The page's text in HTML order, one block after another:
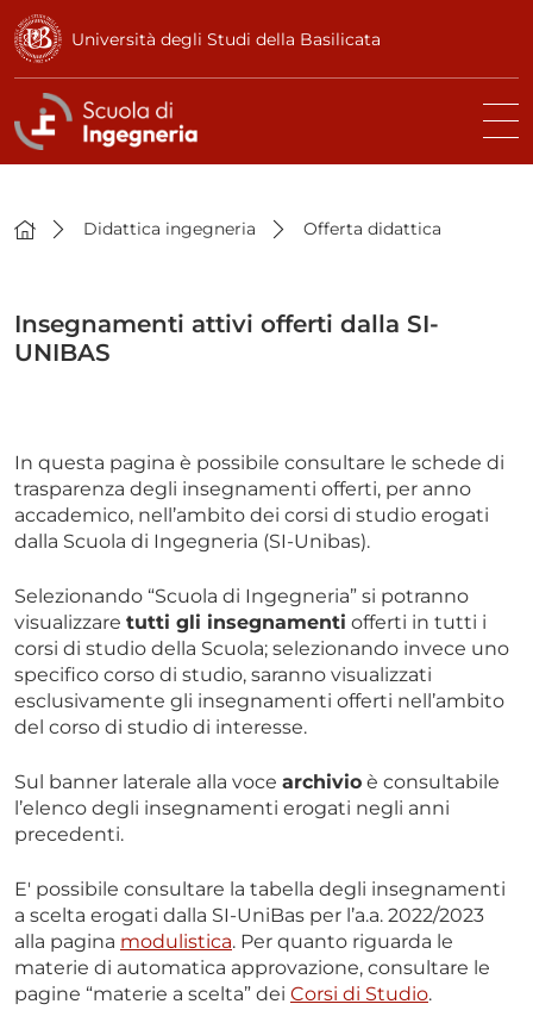
Università degli Studi della Basilicata
Didattica ingegneria Offerta didattica
Insegnamenti attivi offerti dalla SI-
UNIBAS
In questa pagina è possibile consultare le schede di
trasparenza degli insegnamenti offerti, per anno
accademico, nell’ambito dei corsi di studio erogati
dalla Scuola di Ingegneria (SI-Unibas).
Selezionando “Scuola di Ingegneria” si potranno
visualizzare tutti gli insegnamenti offerti in tutti i
corsi di studio della Scuola; selezionando invece uno
specifico corso di studio, saranno visualizzati
esclusivamente gli insegnamenti offerti nell’ambito
del corso di studio di interesse.
Sul banner laterale alla voce archivio è consultabile
l’elenco degli insegnamenti erogati negli anni
precedenti.
E' possibile consultare la tabella degli insegnamenti
a scelta erogati dalla SI-UniBas per l’a.a. 2022/2023
alla pagina modulistica. Per quanto riguarda le
materie di automatica approvazione, consultare le
pagine “materie a scelta” dei Corsi di Studio.